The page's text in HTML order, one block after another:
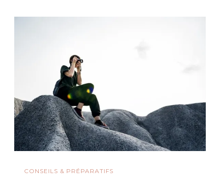
CONSEILS & PRÉPARATIFS